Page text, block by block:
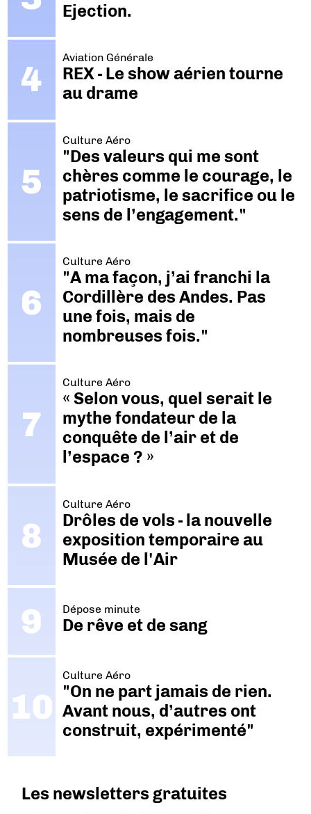
Ejection.
Aviation Générale
REX - Le show aérien tourne
au drame
Culture Aéro
"Des valeurs qui me sont
chères comme le courage, le
patriotisme, le sacrifice ou le
sens de l’engagement."
Culture Aéro
"A ma façon, j’ai franchi la
Cordillère des Andes. Pas
une fois, mais de
nombreuses fois."
Culture Aéro
« Selon vous, quel serait le
mythe fondateur de la
conquête de l’air et de
l’espace ? »
Culture Aéro
Drôles de vols - la nouvelle
exposition temporaire au
Musée de l'Air
Dépose minute
De rêve et de sang
Culture Aéro
"On ne part jamais de rien.
Avant nous, d’autres ont
construit, expérimenté"
Les newsletters gratuites